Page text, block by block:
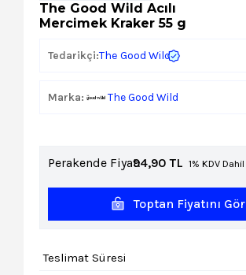
The Good Wild Acılı
Mercimek Kraker 55 g
Tedarikçi:The Good Wild
Marka: The Good Wild
Perakende Fiyat:94,90 TL 1% KDV Dahil
Toptan Fiyatını Gör
Teslimat Süresi